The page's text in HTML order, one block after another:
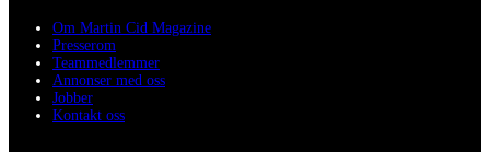
Om Martin Cid Magazine
Presserom
Teammedlemmer
Annonser med oss
Jobber
Kontakt oss